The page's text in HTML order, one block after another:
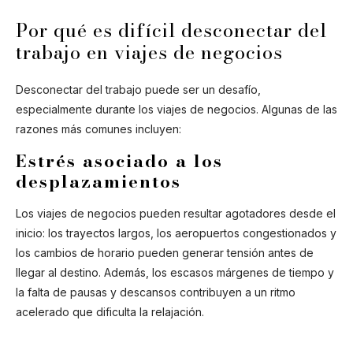
Por qué es difícil desconectar del
trabajo en viajes de negocios
Desconectar del trabajo puede ser un desafío,
especialmente durante los viajes de negocios. Algunas de las
razones más comunes incluyen:
Estrés asociado a los
desplazamientos
Los viajes de negocios pueden resultar agotadores desde el
inicio: los trayectos largos, los aeropuertos congestionados y
los cambios de horario pueden generar tensión antes de
llegar al destino. Además, los escasos márgenes de tiempo y
la falta de pausas y descansos contribuyen a un ritmo
acelerado que dificulta la relajación.